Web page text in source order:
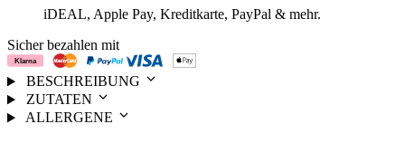
iDEAL, Apple Pay, Kreditkarte, PayPal & mehr.
Sicher bezahlen mit
BESCHREIBUNG
ZUTATEN
ALLERGENE